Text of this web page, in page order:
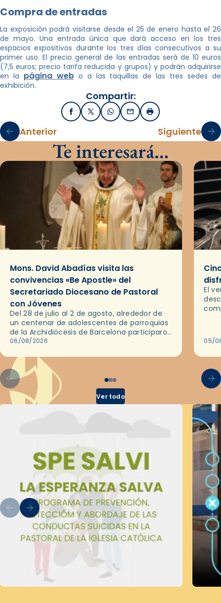
Compra de entradas
La exposición podrá visitarse desde el 25 de enero hasta el 26
de mayo. Una entrada única que dará acceso en los tres
espacios expositivos durante los tres días consecutivos a su
primer uso. El precio general de las entradas será de 10 euros
(7,5 euros; precio tarifa reducida y grupos) y podrán adquirirse
en la página webo a las taquillas de las tres sedes de
exhibición.
Compartir:
FacebookX / TwitterWhatsApp
EmailImprimir
Anterior Siguiente
Te interesará…
Mons. David Abadías visita las
convivencias «Be Apostle» del
Secretariado Diocesano de Pastoral
con Jóvenes
Del 28 de julio al 2 de agosto, alrededor de
un centenar de adolescentes de parroquias
de la Archidiócesis de Barcelona participaron
en las convivencias Be Apostle, organizadas
06/08/2026
El
05/
Ver todo